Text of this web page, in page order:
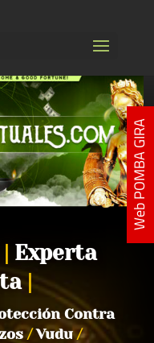
Experta
Contra
/Vudu/
Web POMBA GIRA